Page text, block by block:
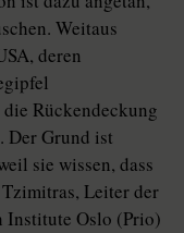
Weitaus
deren
Rückendeckung
Der Grund ist
sie wissen, dass
Leiter der
Institute Oslo (Prio)